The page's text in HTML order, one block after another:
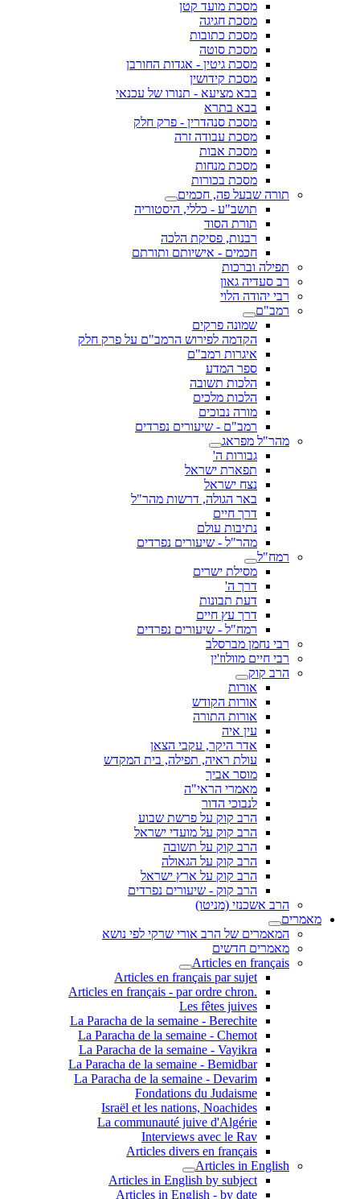
מסכת מועד קטן
מסכת חגיגה
מסכת כתובות
מסכת סוטה
מסכת גיטין - אגדות החורבן
מסכת קידושין
בבא מציעא - תנורו של עכנאי
בבא בתרא
מסכת סנהדרין - פרק חלק
מסכת עבודה זרה
מסכת אבות
מסכת מנחות
מסכת בכורות
תורה שבעל פה, חכמים
תושב"ע - כללי, היסטוריה
תורת הסוד
רבנות, פסיקת הלכה
חכמים - אישיותם ותורתם
תפילה וברכות
רב סעדיה גאון
רבי יהודה הלוי
רמב"ם
שמונה פרקים
הקדמה לפירוש הרמב"ם על פרק חלק
איגרות רמב"ם
ספר המדע
הלכות תשובה
הלכות מלכים
מורה נבוכים
רמב"ם - שיעורים נפרדים
מהר"ל מפראג
גבורות ה'
תפארת ישראל
נצח ישראל
באר הגולה, דרשות מהר"ל
דרך חיים
נתיבות עולם
מהר"ל - שיעורים נפרדים
רמח"ל
מסילת ישרים
דרך ה'
דעת תבונות
דרך עץ חיים
רמח"ל - שיעורים נפרדים
רבי נחמן מברסלב
רבי חיים מוולוז'ין
הרב קוק
אורות
אורות הקודש
אורות התורה
עין איה
אדר היקר, עקבי הצאן
עולת ראיה, תפילה, בית המקדש
מוסר אביך
מאמרי הראי"ה
לנבוכי הדור
הרב קוק על פרשת שבוע
הרב קוק על מועדי ישראל
הרב קוק על תשובה
הרב קוק על הגאולה
הרב קוק על ארץ ישראל
הרב קוק - שיעורים נפרדים
הרב אשכנזי (מניטו)
מאמרים
המאמרים של הרב אורי שרקי לפי נושא
מאמרים חדשים
Articles en français
Articles en français par sujet
.Articles en français - par ordre chron
Les fêtes juives
La Paracha de la semaine - Berechite
La Paracha de la semaine - Chemot
La Paracha de la semaine - Vayikra
La Paracha de la semaine - Bemidbar
La Paracha de la semaine - Devarim
Fondations du Judaisme
Israël et les nations, Noachides
La communauté juive d'Algérie
Interviews avec le Rav
Articles divers en français
Articles in English
Articles in English by subject
Articles in English - by date